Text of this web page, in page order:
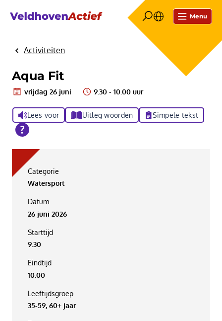
Menu
HomeActiviteiten
Aqua Fit
vrijdag 26 juni 9.30 - 10.00 uur
Lees voor Uitleg woorden Simpele tekst
Categorie
Watersport
Datum
26 juni 2026
Starttijd
9.30
Eindtijd
10.00
Leeftijdsgroep
35-59, 60+ jaar